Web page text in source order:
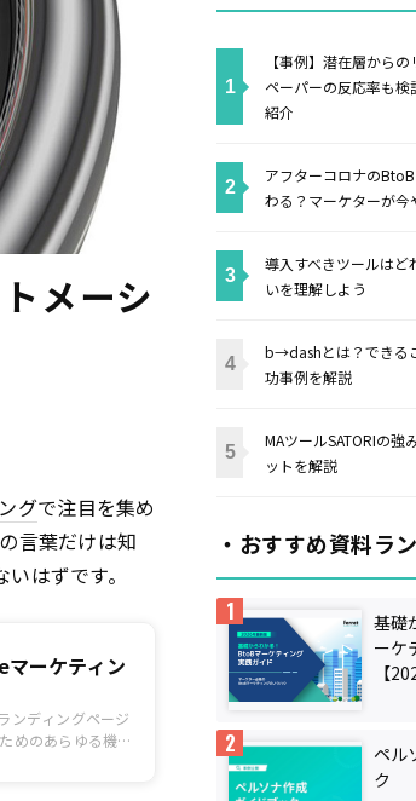
メーシ
グで注目を集め
言葉だけは知
はずです。
ーケティン
ンディングページ
めのあらゆる機能
【事例】潜在層から
ペーパーの反応率も
紹介
アフターコロナの
わる？マーケターが今
導入すべきツールはど
いを理解しよう
b→dashとは？できる
功事例を解説
MAツールSATORIの強
ットを解説
・おすすめ資料ラ
基礎
ーケ
【
ペル
ク